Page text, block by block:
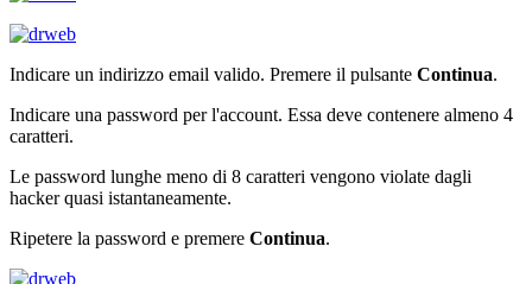
Indicare un indirizzo email valido. Premere il pulsante Continua.
Indicare una password per l'account. Essa deve contenere almeno 4
caratteri.
Le password lunghe meno di 8 caratteri vengono violate dagli
hacker quasi istantaneamente.
Ripetere la password e premere Continua.